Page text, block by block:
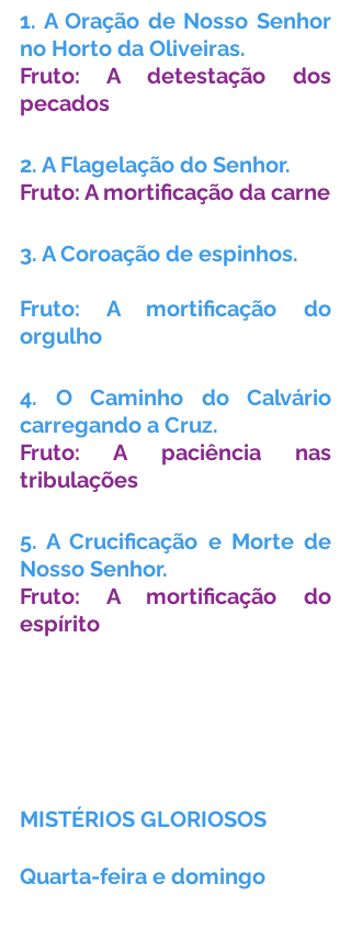
1. A Oração de Nosso Senhor
no Horto da Oliveiras.
Fruto: A detestação dos
pecados
2. A Flagelação do Senhor.
Fruto: A mortificação da carne
3. A Coroação de espinhos.
Fruto: A mortificação do
orgulho
4. O Caminho do Calvário
carregando a Cruz.
Fruto: A paciência nas
tribulações
5. A Crucificação e Morte de
Nosso Senhor.
Fruto: A mortificação do
espírito
MISTÉRIOS GLORIOSOS
Quarta-feira e domingo